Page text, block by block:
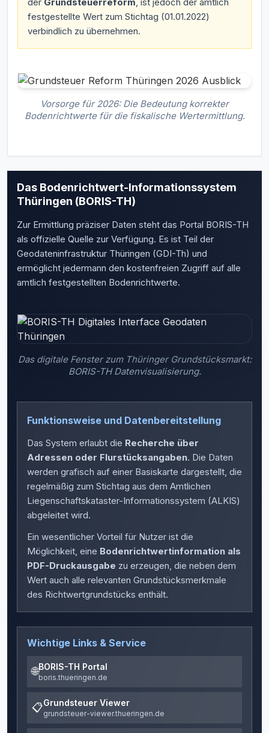
festgestellte Wert zum Stichtag (01.01.2022)
verbindlich zu übernehmen.
Vorsorge für 2026: Die Bedeutung korrekter
Bodenrichtwerte für die fiskalische Wertermittlung.
Das Bodenrichtwert-Informationssystem
Thüringen (BORIS-TH)
Zur Ermittlung präziser Daten steht das Portal BORIS-TH
als offizielle Quelle zur Verfügung. Es ist Teil der
Geodateninfrastruktur Thüringen (GDI-Th) und
ermöglicht jedermann den kostenfreien Zugriff auf alle
amtlich festgestellten Bodenrichtwerte.
Das digitale Fenster zum Thüringer Grundstücksmarkt:
BORIS-TH Datenvisualisierung.
Funktionsweise und Datenbereitstellung
Das System erlaubt die Recherche über
Adressen oder Flurstücksangaben. Die Daten
werden grafisch auf einer Basiskarte dargestellt, die
regelmäßig zum Stichtag aus dem Amtlichen
Liegenschaftskataster-Informationssystem (ALKIS)
abgeleitet wird.
Ein wesentlicher Vorteil für Nutzer ist die
Möglichkeit, eine Bodenrichtwertinformation als
PDF-Druckausgabe zu erzeugen, die neben dem
Wert auch alle relevanten Grundstücksmerkmale
des Richtwertgrundstücks enthält.
Wichtige Links & Service
🌐BORIS-TH Portal
boris.thueringen.de
📋Grundsteuer Viewer
grundsteuer-viewer.thueringen.de